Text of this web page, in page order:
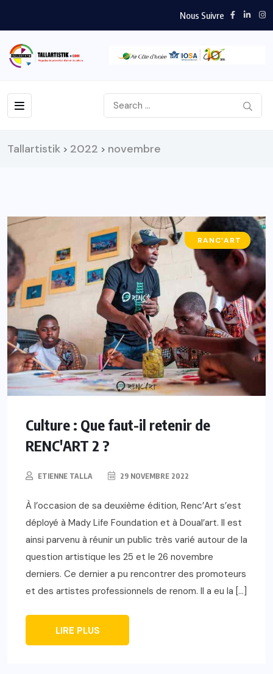
Nous Suivre
Tallartistik > 2022 > novembre
EVENT’ART
RANC’ART
Culture : Que faut-il retenir de
RENC'ART 2 ?
ETIENNE TALLA 29 NOVEMBRE 2022
À l’occasion de sa deuxième édition, Renc’Art s’est
déployé à Mady Life Foundation et à Doual’art. Il est
ainsi parvenu à réunir un public très varié autour de la
question artistique les 25 et le 26 novembre
derniers. Ce dernier a pu rencontrer des promoteurs
et des artistes professionnels de renom. Il a eu la […]
LIRE PLUS